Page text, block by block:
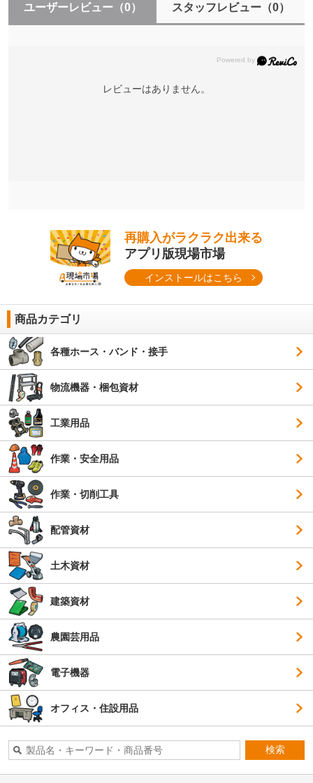
ユーザーレビュー （0） スタッフレビュー（0）
レビューはありません。
再購入がラクラク出来る
アプリ版現場市場
インストールはこちら
商品カテゴリ
各種ホース・バンド・接手
物流機器・梱包資材
工業用品
作業・安全用品
作業・切削工具
配管資材
土木資材
建築資材
農園芸用品
電子機器
オフィス・住設用品
検索